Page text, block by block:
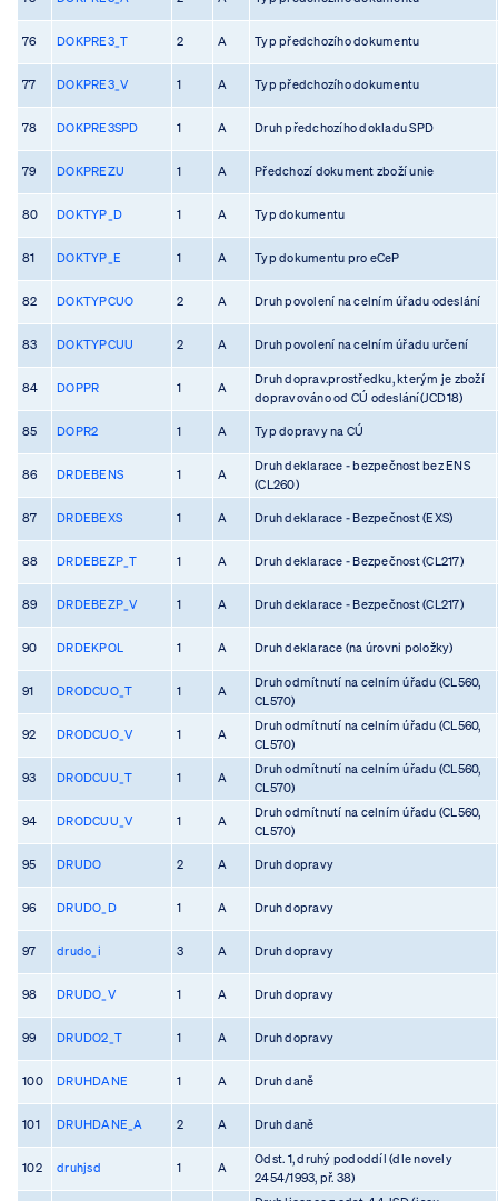
76 DOKPRE3_T 2 A Typ předchozího dokumentu
77 DOKPRE3_V 1 A Typ předchozího dokumentu
78 DOKPRE3SPD 1 A Druh předchozího dokladu SPD
79 DOKPREZU 1 A Předchozí dokument zboží unie
80 DOKTYP_D 1 A Typ dokumentu
81 DOKTYP_E 1 A Typ dokumentu pro eCeP
82 DOKTYPCUO 2 A Druh povolení na celním úřadu odeslání
83 DOKTYPCUU 2 A Druh povolení na celním úřadu určení
84 DOPPR 1 A
Druh doprav.prostředku, kterým je zboží
dopravováno od CÚ odeslání(JCD18)
85 DOPR2 1 A Typ dopravy na CÚ
86 DRDEBENS 1 A
Druh deklarace - bezpečnost bez ENS
(CL260)
87 DRDEBEXS 1 A Druh deklarace - Bezpečnost (EXS)
88 DRDEBEZP_T 1 A Druh deklarace - Bezpečnost (CL217)
89 DRDEBEZP_V 1 A Druh deklarace - Bezpečnost (CL217)
90 DRDEKPOL 1 A Druh deklarace (na úrovni položky)
91 DRODCUO_T 1 A
Druh odmítnutí na celním úřadu (CL560,
CL570)
92 DRODCUO_V 1 A
Druh odmítnutí na celním úřadu (CL560,
CL570)
93 DRODCUU_T 1 A
Druh odmítnutí na celním úřadu (CL560,
CL570)
94 DRODCUU_V 1 A
Druh odmítnutí na celním úřadu (CL560,
CL570)
95 DRUDO 2 A Druh dopravy
96 DRUDO_D 1 A Druh dopravy
97 drudo_i 3 A Druh dopravy
98 DRUDO_V 1 A Druh dopravy
99 DRUDO2_T 1 A Druh dopravy
100 DRUHDANE 1 A Druh daně
101 DRUHDANE_A 2 A Druh daně
102 druhjsd 1 A
Odst. 1, druhý pododdíl (dle novely
2454/1993, př. 38)